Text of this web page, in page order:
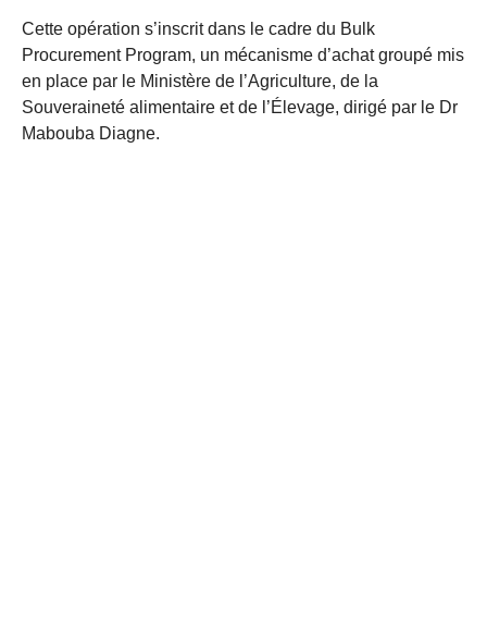
Cette opération s’inscrit dans le cadre du Bulk
Procurement Program, un mécanisme d’achat groupé mis
en place par le Ministère de l’Agriculture, de la
Souveraineté alimentaire et de l’Élevage, dirigé par le Dr
Mabouba Diagne.